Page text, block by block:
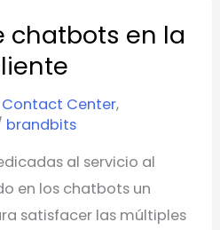
chatbots en la
Contact Center,
brandbits
al servicio al
en los chatbots un
satisfacer las múltiples